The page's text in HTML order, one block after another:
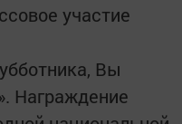
участие
Вы
Награждение